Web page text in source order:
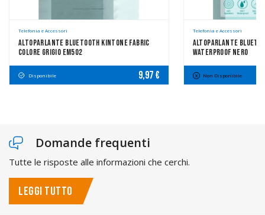
Telefonia e Accessori
Altoparlante Bluetooth Kintone Fabric
Colore Grigio EM502
Disponibile 9,97 €
Telefonia e Accessori
Altoparlante
Waterproof Nero
Non Disponibile
Domande frequenti
Tutte le risposte alle informazioni che cerchi.
LEGGI TUTTO